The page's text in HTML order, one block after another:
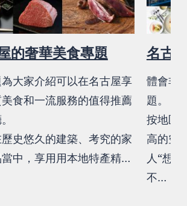
的奢華美食專題
大家介紹可以在名古屋享
食和一流服務的值得推薦
史悠久的建築、考究的家
中，享用用本地特產精…
名古
體會非
題。
按地區
高的空
人“想
不…